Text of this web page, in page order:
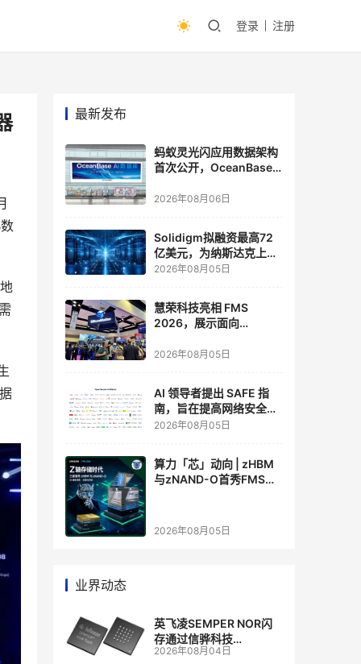
登录 注册
最新发布
蚂蚁灵光闪应用数据架构
首次公开，OceanBase
2026年08月06日
Solidigm拟融资最高72
亿美元，为纳斯达克上市
做准备
2026年08月05日
慧荣科技亮相 FMS
2026，展示面向
存储方案
2026年08月05日
AI 领导者提出 SAFE 指
南，旨在提高网络安全透
明度
2026年08月05日
算力「芯」动向 | zHBM
与zNAND-O首秀FMS
个维度，z轴算盘的魅力
2026年08月05日
业界动态
英飞凌SEMPER NOR闪
存通过信骅科技
AST2700 BMC认证，全
2026年08月04日